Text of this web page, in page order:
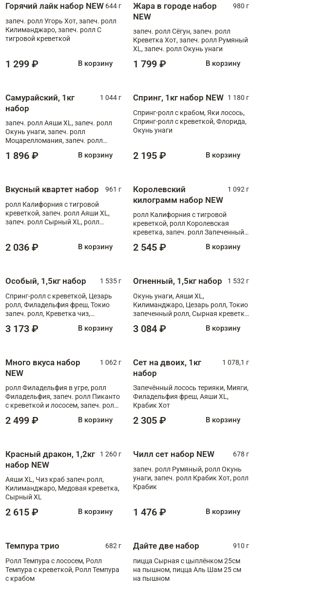
Горячий лайк набор NEW 644 г
запеч. ролл Угорь Хот, запеч. ролл
Килиманджаро, запеч. ролл С
тигровой креветкой
1 299 ₽ В корзину
Жара в городе набор
NEW
980 г
запеч. ролл Сёгун, запеч. ролл
Креветка Хот, запеч. ролл Румяный
XL, запеч. ролл Окунь унаги
1 799 ₽ В корзину
Самурайский, 1кг
набор
1 044 г
запеч. ролл Аяши XL, запеч. ролл
Окунь унаги, запеч. ролл
Моцарелломания, запеч. ролл
1 896 ₽ В корзину
Спринг, 1кг набор NEW 1 180 г
Спринг-ролл с крабом, Яки лосось,
Спринг-ролл с креветкой, Флорида,
Окунь унаги
2 195 ₽ В корзину
Вкусный квартет набор
961 г
ролл Калифорния с тигровой
креветкой, запеч. ролл Аяши XL,
запеч. ролл Сырный XL, ролл
2 036 ₽ В корзину
Королевский
килограмм набор NEW
1 092 г
ролл Калифорния с тигровой
креветкой, ролл Королевская
креветка, запеч. ролл Запеченный
XL, запеч. ролл Крабик Хот
2 545 ₽ В корзину
Особый, 1,5кг набор
1 535 г
Спринг-ролл с креветкой, Цезарь
ролл, Филадельфия фреш, Токио
запеч. ролл, Креветка чиз,
Флорида
3 173 ₽ В корзину
Огненный, 1,5кг набор
1 532 г
Окунь унаги, Аяши XL,
Килиманджаро, Цезарь ролл, Токио
запеченный ролл, Сырная креветка
3 084 ₽ В корзину
Много вкуса набор
NEW
1 062 г
ролл Филадельфия в угре, ролл
Филадельфия, запеч. ролл Пиканто
с креветкой и лососем, запеч. ролл
2 499 ₽ В корзину
Сет на двоих, 1кг
набор
1 078,1 г
Запечённый лосось терияки, Мияги,
Филадельфия фреш, Аяши XL,
Крабик Хот
2 305 ₽ В корзину
Красный дракон, 1,2кг
набор NEW
1 260 г
Аяши XL, Чиз краб запеч.ролл,
Килиманджаро, Медовая креветка,
Сырный XL
2 615 ₽ В корзину
Чилл сет набор NEW
678 г
запеч. ролл Румяный, ролл Окунь
унаги, запеч. ролл Крабик Хот, ролл
Крабик
1 476 ₽ В корзину
Темпура трио
682 г
Ролл Темпура с лососем, Ролл
Темпура с креветкой, Ролл Темпура
с крабом
Дайте две набор
910 г
пицца Сырная с цыплёнком 25см
на пышном, пицца Аль Шам 25 см
на пышном